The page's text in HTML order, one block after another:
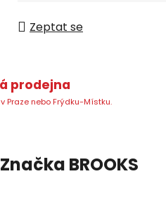
Zeptat se
prodejna
Praze nebo Frýdku-Místku.
Značka BROOKS